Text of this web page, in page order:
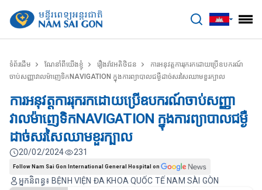
ទំព័រដើម ណែនាំពីយើងខ្ញុំ រឿងរ៉ាវអតិថិជន
ការអនុវត្តការរុករកដោយប្រើឧបករណ៍
ចាប់សញ្ញាវាលម៉ាញេទិកNAVIGATION ក្នុងការព្យាបាលជម្ងឺដាច់សរសៃឈាមខួរក្បាល
ការអនុវត្តការរុករកដោយប្រើឧបករណ៍ចាប់សញ្ញា
វាលម៉ាញេទិកNAVIGATION ក្នុងការព្យាបាលជម្ងឺ
ដាច់សរសៃឈាមខួរក្បាល
អ្នកនិពន្ធ៖ BỆNH VIỆN ĐA KHOA QUỐC TẾ NAM SÀI GÒN
20/02/2024 231
Follow Nam Sai Gon International General Hospital on